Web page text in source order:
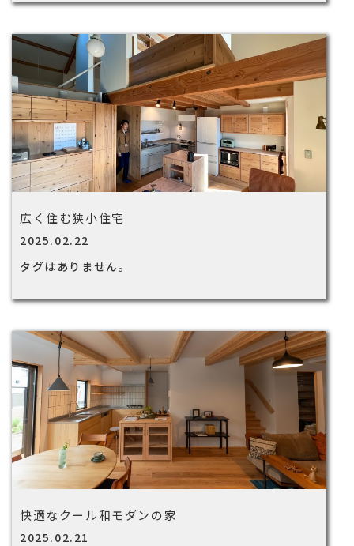
広く住む狭小住宅
2025.02.22
タグはありません。
快適なクール和モダンの家
2025.02.21